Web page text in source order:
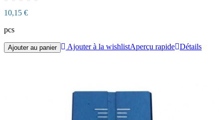
10,15 €
pcs
Ajouter au panier Ajouter à la wishlistAperçu rapide Détails